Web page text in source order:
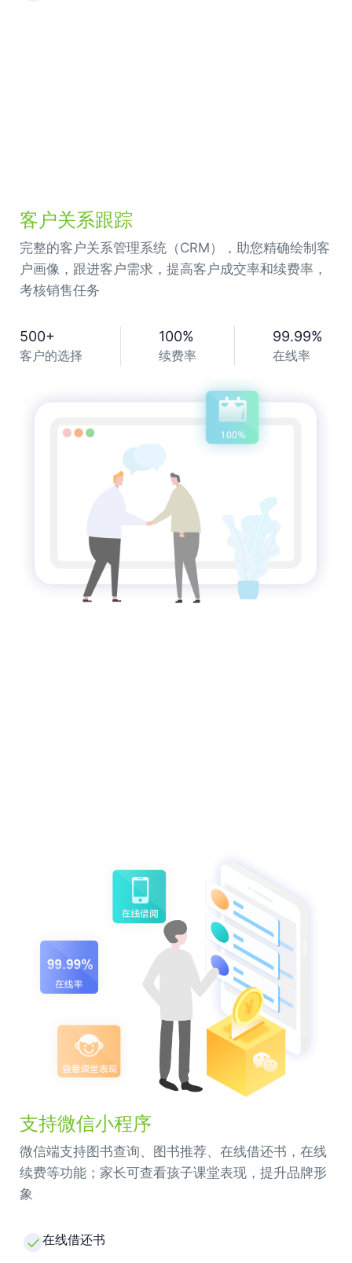
客户关系跟踪
完整的客户关系管理系统（CRM），助您精确绘制客
户画像，跟进客户需求，提高客户成交率和续费率，
考核销售任务
500+
客户的选择
100%
续费率
99.99%
在线率
支持微信小程序
微信端支持图书查询、图书推荐、在线借还书，在线
续费等功能；家长可查看孩子课堂表现，提升品牌形
象
在线借还书